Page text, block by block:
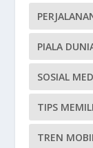
PIALA
SOSIAL
TIPS
TREN